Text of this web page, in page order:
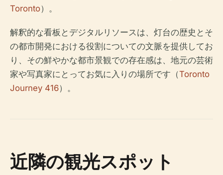
Toronto）。
解釈的な看板とデジタルリソースは、灯台の歴史とそ
の都市開発における役割についての文脈を提供してお
り、その鮮やかな都市景観での存在感は、地元の芸術
家や写真家にとってお気に入りの場所です（Toronto
Journey 416）。
近隣の観光スポット